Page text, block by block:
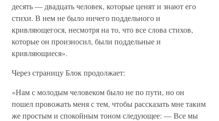
десять — двадцать человек, которые ценят и знают его
стихи. В нем не было ничего поддельного и
кривляющегося, несмотря на то, что все слова стихов,
которые он произносил, были поддельные и
кривляющиеся».
Через страницу Блок продолжает:
«Нам с молодым человеком было не по пути, но он
пошел провожать меня с тем, чтобы рассказать мне таким
же простым и спокойным тоном следующее: — Все мы